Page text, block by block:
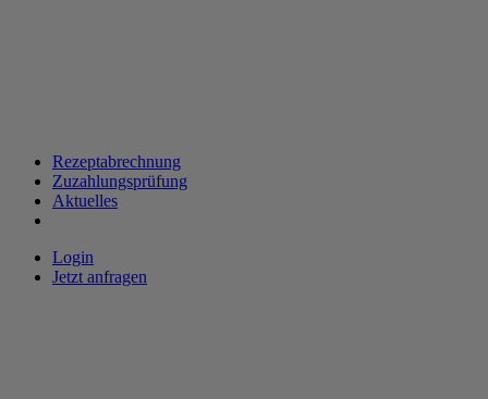
Rezeptabrechnung
Zuzahlungsprüfung
Aktuelles
Login
Jetzt anfragen